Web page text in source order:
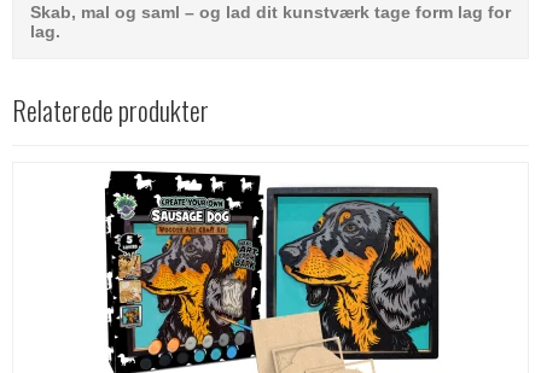
Skab, mal og saml – og lad dit kunstværk tage form lag for
lag.
Relaterede produkter